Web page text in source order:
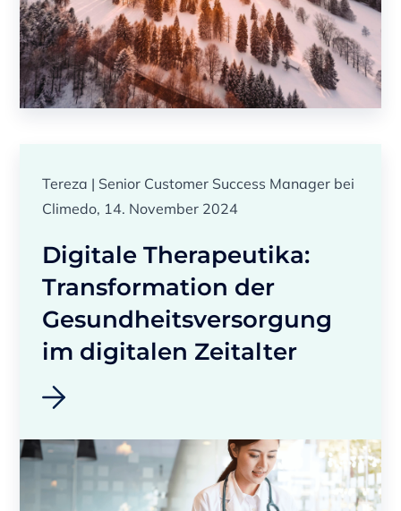
Tereza | Senior Customer Success Manager bei
Climedo, 14. November 2024
Digitale Therapeutika:
Transformation der
Gesundheitsversorgung
im digitalen Zeitalter